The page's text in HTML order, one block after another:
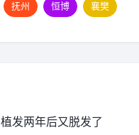
抚州 恒博 襄樊
植发两年后又脱发了